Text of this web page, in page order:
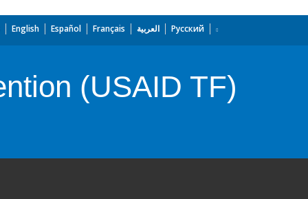
English Español Français العربية Русский
(USAID TF)